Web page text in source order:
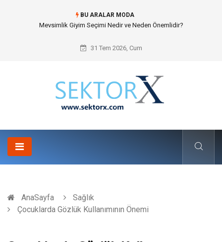
BU ARALAR MODA
Hansgrohe Ankastre Duş Seti Banyo Mimarisinde Konforu Nasıl
31 Tem 2026, Cum
AnaSayfa
Sağlık
Çocuklarda Gözlük Kullanımının Önemi